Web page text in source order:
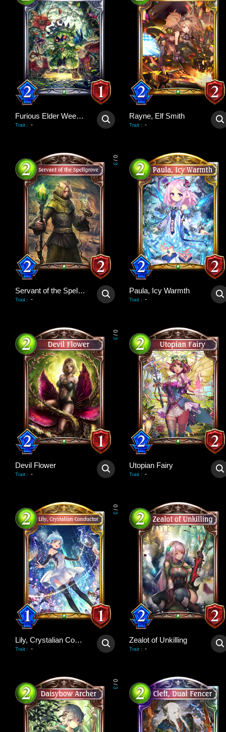
Furious Elder Weedman
Trait : -
Rayne, Elf Smith
Trait : -
0
/
3
Servant of the Spellgrove
Trait : -
Paula, Icy Warmth
Trait : -
0
/
3
Devil Flower
Trait : -
Utopian Fairy
Trait : -
0
/
3
Lily, Crystalian Conductor
Trait : -
Zealot of Unkilling
Trait : -
0
/
3